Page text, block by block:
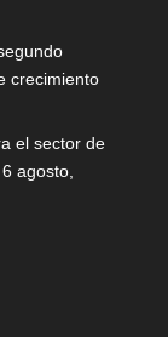
crecimiento
el sector de
6 agosto,